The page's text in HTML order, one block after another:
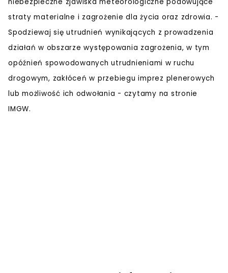
niebezpieczne zjawiska meteorologiczne podowujące
straty materialne i zagrożenie dla życia oraz zdrowia. -
Spodziewaj się utrudnień wynikających z prowadzenia
działań w obszarze występowania zagrożenia, w tym
opóźnień spowodowanych utrudnieniami w ruchu
drogowym, zakłóceń w przebiegu imprez plenerowych
lub możliwość ich odwołania - czytamy na stronie
IMGW.